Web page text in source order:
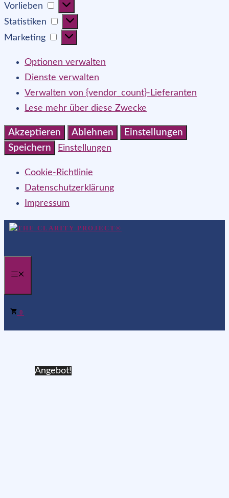
Vorlieben
Vorlieben
Statistiken
Statistiken
Marketing
Marketing
Optionen verwalten
Dienste verwalten
Verwalten von {vendor_count}-Lieferanten
Lese mehr über diese Zwecke
Akzeptieren Ablehnen
Einstellungen
Speichern
Einstellungen
Cookie-Richtlinie
Datenschutzerklärung
Impressum
Zum
springen
0
Angebot!